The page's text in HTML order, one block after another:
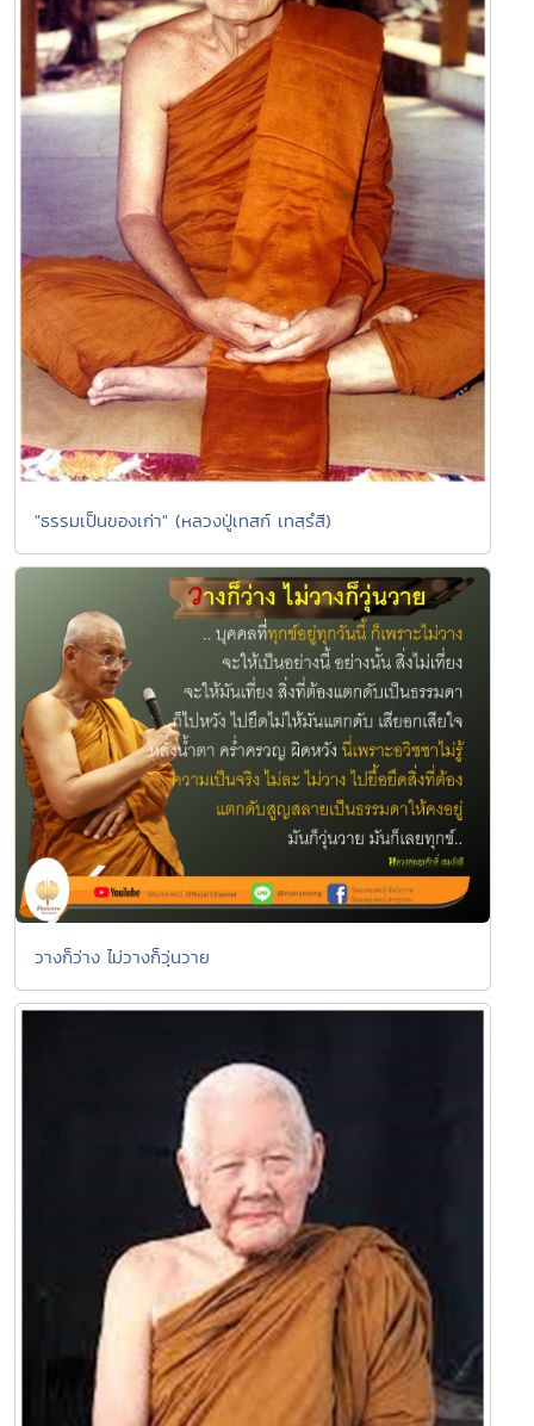
"ธรรมเป็นของเก่า" (หลวงปู่เทสก์ เทสฺรํสี)
วางก็ว่าง ไม่วางก็วุ่นวาย